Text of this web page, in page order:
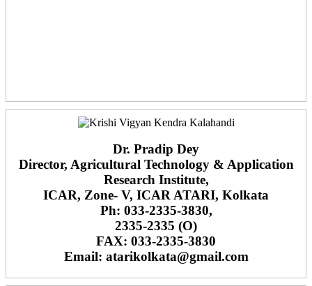
Dr. Pradip Dey
Director, Agricultural Technology & Application
Research Institute,
ICAR, Zone- V, ICAR ATARI, Kolkata
Ph: 033-2335-3830,
2335-2335 (O)
FAX: 033-2335-3830
Email: atarikolkata@gmail.com